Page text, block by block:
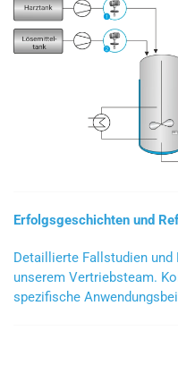
Erfolgsgeschichten und
Detaillierte Fallstudien und
unserem Vertriebsteam.
spezifische